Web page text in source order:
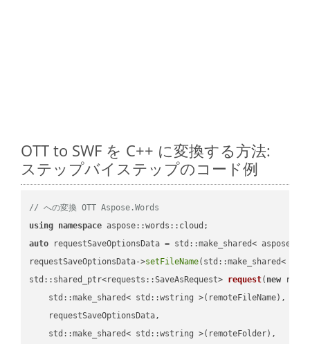
OTT to SWF を C++ に変換する方法:
ステップバイステップのコード例
// への変換 OTT Aspose.Words
using namespace
auto requestSaveOptionsData = std::make_shared<
requestSaveOptionsData->setFileName(std::make_shared<
std::shared_ptr<requests::SaveAsRequest> request( new
    std::make_shared< std::wstring >(remoteFileName),
    requestSaveOptionsData,
    std::make_shared< std::wstring >(remoteFolder),